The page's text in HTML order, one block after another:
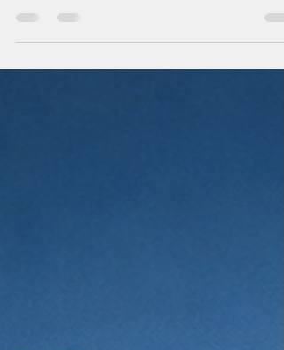
在新規範下，任何導致外籍人士成為泰國公司授權
簽署人的變更申請，無論是單獨簽署或共同簽署，
都將面臨額外的審查。這適用於原先僅由泰籍董事
擔任授權簽署人的泰國公司，在提交申請委任外籍